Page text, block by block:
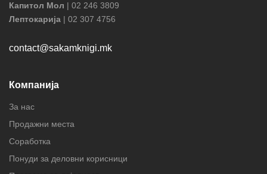
Капитол Мол | 02 246 3809
Лептокарија | 02 307 4756
contact@sakamknigi.mk
Компанија
За нас
Продажни места
Соработка
Понуди за деловни корисници